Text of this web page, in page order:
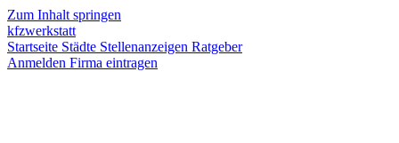
Zum Inhalt springen
kfzwerkstatt
Startseite Städte Stellenanzeigen Ratgeber
Anmelden Firma eintragen